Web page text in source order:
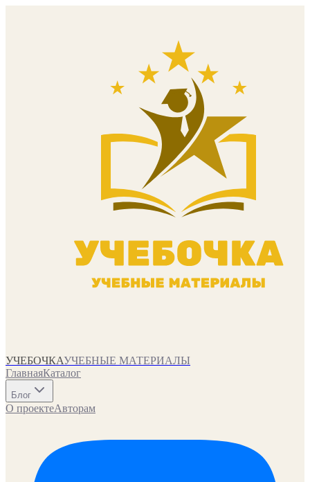
УЧЕБОЧКАУЧЕБНЫЕ МАТЕРИАЛЫ
ГлавнаяКаталог
Блог
О проектеАвторам